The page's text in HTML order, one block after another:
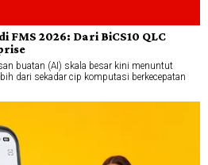
FMS 2026: Dari BiCS10 QLC
buatan (AI) skala besar kini menuntut
dari sekadar cip komputasi berkecepatan